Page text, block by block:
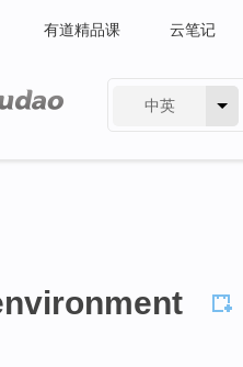
有道精品课 云笔记
中英